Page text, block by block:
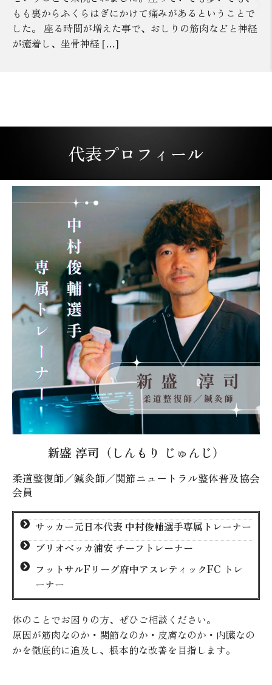
もも裏からふくらはぎにかけて痛みがあるということで
した。 座る時間が増えた事で、おしりの筋肉などと神経
が癒着し、坐骨神経 […]
代表プロフィール
新盛 淳司（しんもり じゅんじ）
柔道整復師／鍼灸師／関節ニュートラル整体普及協会
会員
サッカー元日本代表 中村俊輔選手専属トレーナー
ブリオベッカ浦安 チーフトレーナー
フットサルFリーグ府中アスレティックFC トレ
ーナー
体のことでお困りの方、ぜひご相談ください。
原因が筋肉なのか・関節なのか・皮膚なのか・内臓なの
かを徹底的に追及し、根本的な改善を目指します。